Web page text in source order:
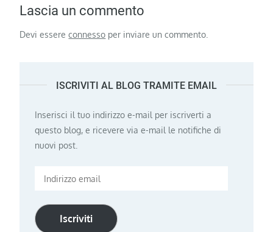
Lascia un commento
Devi essereconnesso per inviare un commento.
ISCRIVITI AL BLOG TRAMITE EMAIL
Inserisci il tuo indirizzo e-mail per iscriverti a
questo blog, e ricevere via e-mail le notifiche di
nuovi post.
Indirizzo
Iscriviti